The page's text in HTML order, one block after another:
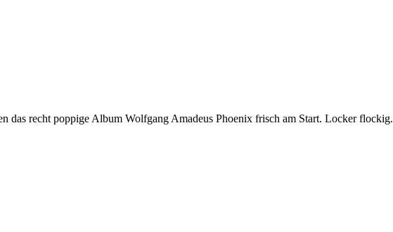
das recht poppige Album Wolfgang Amadeus Phoenix frisch am Start. Locker flockig.